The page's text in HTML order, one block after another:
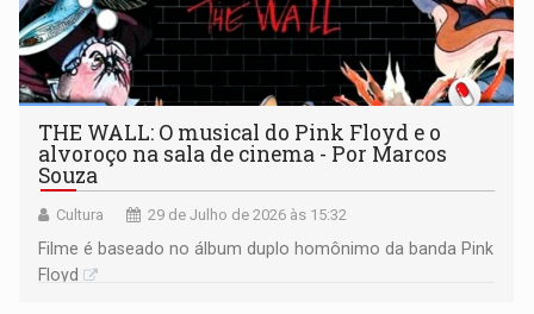
THE WALL: O musical do Pink Floyd e o
alvoroço na sala de cinema - Por Marcos
Souza
Cultura 29 de Julho de 2026 às 15:32
Filme é baseado no álbum duplo homônimo da banda Pink
Floyd